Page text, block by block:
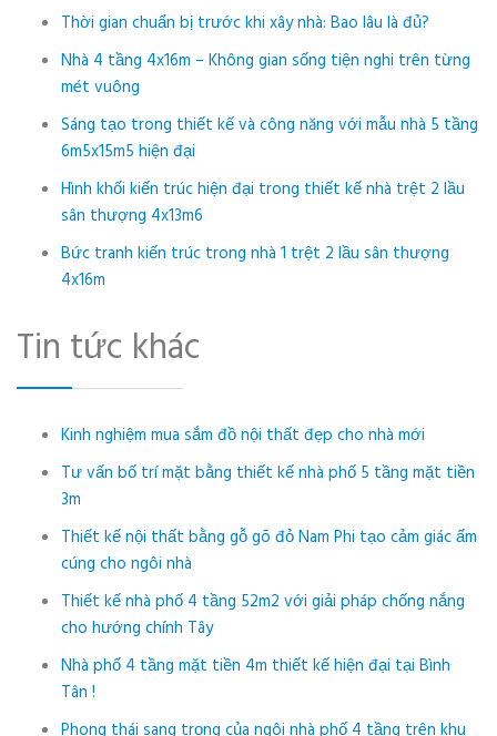
Thời gian chuẩn bị trước khi xây nhà: Bao lâu là đủ?
Nhà 4 tầng 4x16m – Không gian sống tiện nghi trên từng
mét vuông
Sáng tạo trong thiết kế và công năng với mẫu nhà 5 tầng
6m5x15m5 hiện đại
Hình khối kiến trúc hiện đại trong thiết kế nhà trệt 2 lầu
sân thượng 4x13m6
Bức tranh kiến trúc trong nhà 1 trệt 2 lầu sân thượng
4x16m
Tin tức khác
Kinh nghiệm mua sắm đồ nội thất đẹp cho nhà mới
Tư vấn bố trí mặt bằng thiết kế nhà phố 5 tầng mặt tiền
3m
Thiết kế nội thất bằng gỗ gõ đỏ Nam Phi tạo cảm giác ấm
cúng cho ngôi nhà
Thiết kế nhà phố 4 tầng 52m2 với giải pháp chống nắng
cho hướng chính Tây
Nhà phố 4 tầng mặt tiền 4m thiết kế hiện đại tại Bình
Tân !
Phong thái sang trọng của ngôi nhà phố 4 tầng trên khu